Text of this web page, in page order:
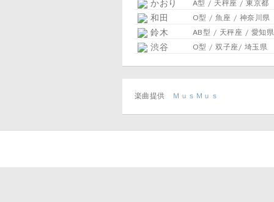
かおり A型 / 天秤座 / 東京都
和田 O型 / 魚座 / 神奈川県
鈴木 AB型 / 天秤座 / 愛知県
渋谷 O型 / 双子座/ 埼玉県
楽曲提供 ＭｕｓＭｕｓ